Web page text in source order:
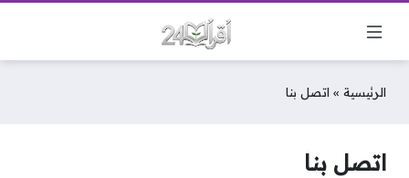
الرئيسية » اتصل بنا
اتصل بنا